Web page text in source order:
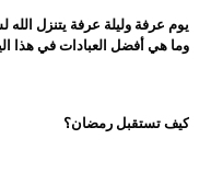
يوم عرفة وليلة عرفة يتنزل الله
وما هي أفضل العبادات في هذا
‏كيف ‏تستقبل رمضان؟